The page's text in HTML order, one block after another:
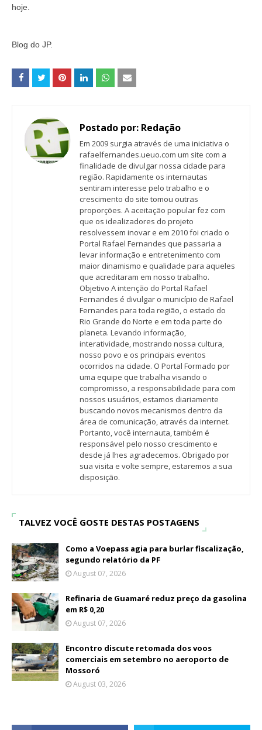
hoje.
Blog do JP.
Postado por: Redação
Em 2009 surgia através de uma iniciativa o
rafaelfernandes.ueuo.com um site com a
finalidade de divulgar nossa cidade para
região. Rapidamente os internautas
sentiram interesse pelo trabalho e o
crescimento do site tomou outras
proporções. A aceitação popular fez com
que os idealizadores do projeto
resolvessem inovar e em 2010 foi criado o
Portal Rafael Fernandes que passaria a
levar informação e entretenimento com
maior dinamismo e qualidade para aqueles
que acreditaram em nosso trabalho.
Objetivo A intenção do Portal Rafael
Fernandes é divulgar o município de Rafael
Fernandes para toda região, o estado do
Rio Grande do Norte e em toda parte do
planeta. Levando informação,
interatividade, mostrando nossa cultura,
nosso povo e os principais eventos
ocorridos na cidade. O Portal Formado por
uma equipe que trabalha visando o
compromisso, a responsabilidade para com
nossos usuários, estamos diariamente
buscando novos mecanismos dentro da
área de comunicação, através da internet.
Portanto, você internauta, também é
responsável pelo nosso crescimento e
desde já lhes agradecemos. Obrigado por
sua visita e volte sempre, estaremos a sua
disposição.
TALVEZ VOCÊ GOSTE DESTAS POSTAGENS
Como a Voepass agia para burlar fiscalização,
segundo relatório da PF
August 07, 2026
Refinaria de Guamaré reduz preço da gasolina
em R$ 0,20
August 07, 2026
Encontro discute retomada dos voos
comerciais em setembro no aeroporto de
Mossoró
August 03, 2026